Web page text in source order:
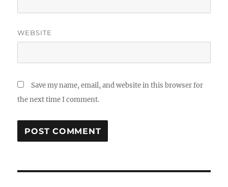
WEBSITE
Save my name, email, and website in this browser for
the next time I comment.